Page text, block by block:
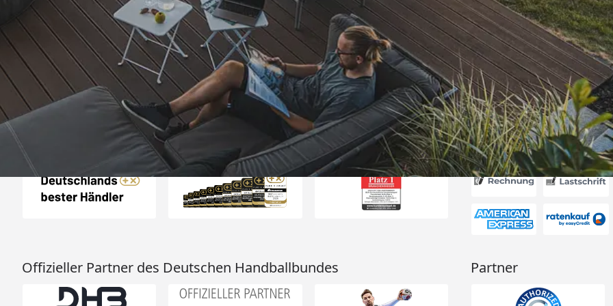
Trusted Shops
4,81/ 5
25.957 Bewertungen
„- Retouren Bearbeitung wurde
umgehend erledigt“
04.08.2026
Versand
Auszeichnungen Akzeptierte
Offizieller Partner des Deutschen Handballbundes Partner